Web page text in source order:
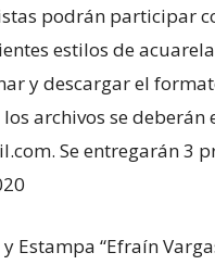
podrán participar
estilos de
y descargar el
archivos se deberán
Se entregarán 3
Estampa “Efraín